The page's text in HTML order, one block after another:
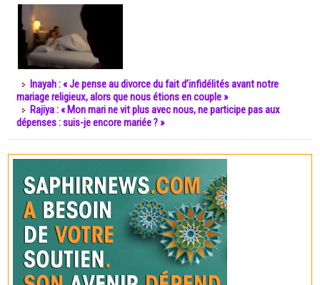
Inayah : « Je pense au divorce du fait d’infidélités avant notre
mariage religieux, alors que nous étions en couple »
Rajiya : « Mon mari ne vit plus avec nous, ne participe pas aux
dépenses : suis-je encore mariée ? »